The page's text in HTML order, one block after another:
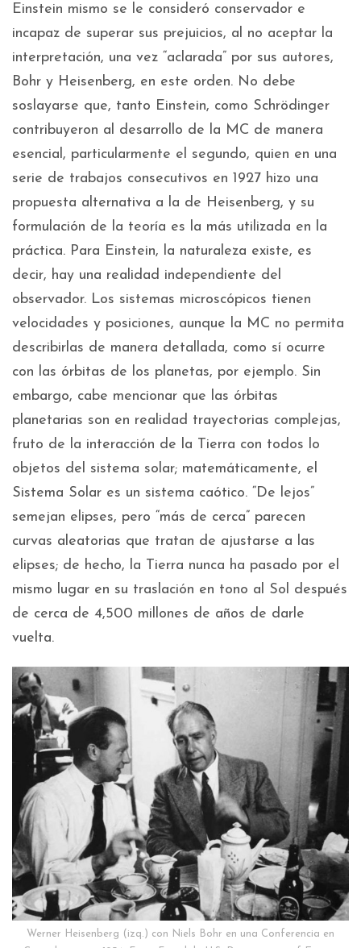
Einstein mismo se le consideró conservador e
incapaz de superar sus prejuicios, al no aceptar la
interpretación, una vez “aclarada” por sus autores,
Bohr y Heisenberg, en este orden. No debe
soslayarse que, tanto Einstein, como Schrödinger
contribuyeron al desarrollo de la MC de manera
esencial, particularmente el segundo, quien en una
serie de trabajos consecutivos en 1927 hizo una
propuesta alternativa a la de Heisenberg, y su
formulación de la teoría es la más utilizada en la
práctica. Para Einstein, la naturaleza existe, es
decir, hay una realidad independiente del
observador. Los sistemas microscópicos tienen
velocidades y posiciones, aunque la MC no permita
describirlas de manera detallada, como sí ocurre
con las órbitas de los planetas, por ejemplo. Sin
embargo, cabe mencionar que las órbitas
planetarias son en realidad trayectorias complejas,
fruto de la interacción de la Tierra con todos lo
objetos del sistema solar; matemáticamente, el
Sistema Solar es un sistema caótico. “De lejos”
semejan elipses, pero “más de cerca” parecen
curvas aleatorias que tratan de ajustarse a las
elipses; de hecho, la Tierra nunca ha pasado por el
mismo lugar en su traslación en tono al Sol después
de cerca de 4,500 millones de años de darle
vuelta.
Werner Heisenberg (izq.) con Niels Bohr en una Conferencia en